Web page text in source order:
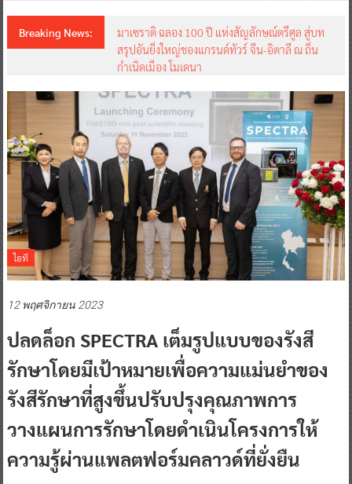
Breaking News:
มาเซราติ ฉลอง 100 ปี แห่งสัญลักษณ์ตรีศูล สู่บท
สรุปอันยิ่งใหญ่ของแกรนด์ทัวร์ จีน-อิตาลี ณ ถิ่น
กำเนิดเมือง โมเดนา
ไอที
12 พฤศจิกายน 2023
ปลดล็อก SPECTRA เต็มรูปแบบของรังสี
รักษาโดยมีเป้าหมายเพื่อความแม่นยำของ
รังสีรักษาที่สูงขึ้นปรับปรุงคุณภาพการ
วางแผนการรักษาโดยดำเนินโครงการให้
ความรู้ผ่านแพลตฟอร์มคลาวด์ที่ยั่งยืน